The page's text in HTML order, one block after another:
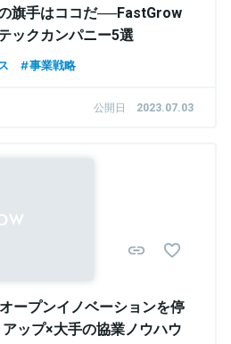
旗手はココだ──FastGrow
ックカンパニー5選
事業戦略
公開日 2023.07.03
オープンイノベーションを停
ップ×大手の協業ノウハウ